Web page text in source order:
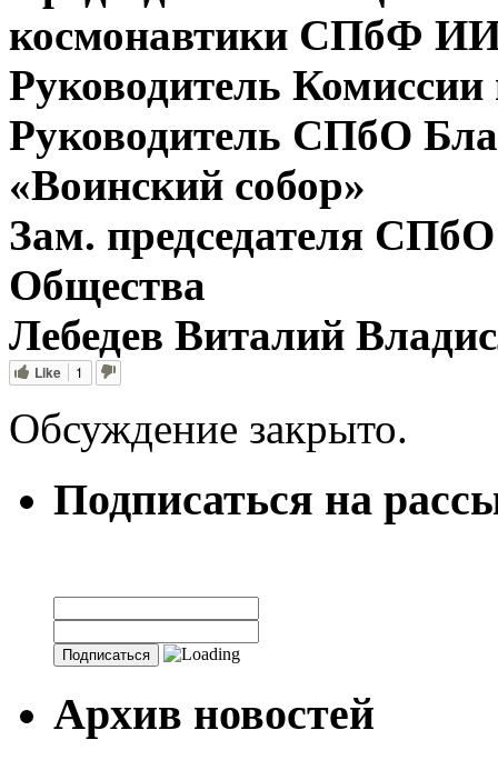
космонавтики СПбФ
Руководитель
Руководитель СПбО
«Воинский собор»
Зам. председателя
Общества
Лебедев Виталий
Like 1
Обсуждение закрыто.
Подписаться на
Архив новостей